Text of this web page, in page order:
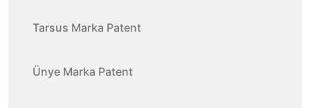
Tarsus Marka Patent
Ünye Marka Patent